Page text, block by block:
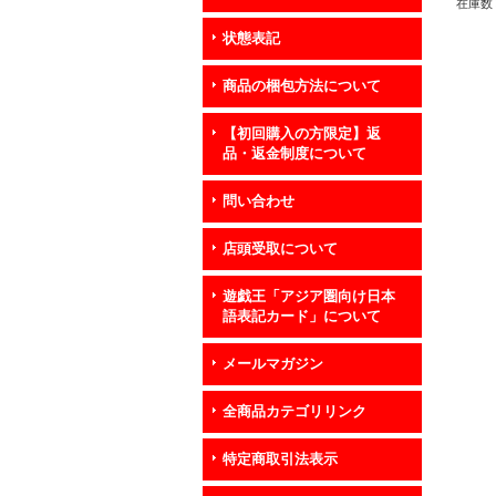
状態表記
商品の梱包方法について
【初回購入の方限定】返
品・返金制度について
問い合わせ
店頭受取について
遊戯王「アジア圏向け日本
語表記カード」について
メールマガジン
全商品カテゴリリンク
特定商取引法表示
在庫数